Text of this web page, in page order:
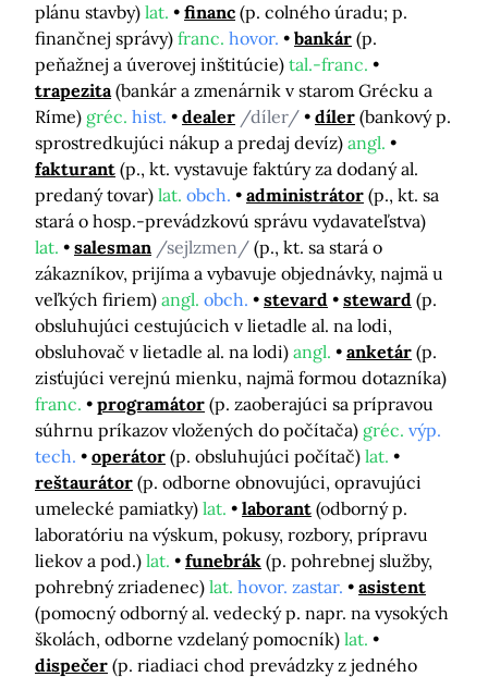
plánu stavby) lat. financ (p. colného úradu; p.
finančnej správy) franc. hovor. bankár (p.
peňažnej a úverovej inštitúcie) tal.-franc.
trapezita (bankár a zmenárnik v starom Grécku a
Ríme) gréc. hist. dealer /díler/ díler (bankový p.
sprostredkujúci nákup a predaj devíz) angl.
fakturant (p., kt. vystavuje faktúry za dodaný al.
predaný tovar) lat. obch. administrátor (p., kt. sa
stará o hosp.-prevádzkovú správu vydavateľstva)
lat.
salesman /sejlzmen/ (p., kt. sa stará o
zákazníkov, prijíma a vybavuje objednávky, najmä u
veľkých firiem) angl. obch. stevard steward (p.
obsluhujúci cestujúcich v lietadle al. na lodi,
obsluhovač v lietadle al. na lodi) angl. anketár (p.
zisťujúci verejnú mienku, najmä formou dotazníka)
franc.
programátor (p. zaoberajúci sa prípravou
súhrnu príkazov vložených do počítača) gréc. výp.
tech.
operátor (p. obsluhujúci počítač) lat.
reštaurátor (p. odborne obnovujúci, opravujúci
umelecké pamiatky) lat. laborant (odborný p.
laboratóriu na výskum, pokusy, rozbory, prípravu
liekov a pod.) lat. funebrák (p. pohrebnej služby,
pohrebný zriadenec) lat. hovor. zastar.
asistent
(pomocný odborný al. vedecký p. napr. na vysokých
školách, odborne vzdelaný pomocník) lat.
dispečer (p. riadiaci chod prevádzky z jedného